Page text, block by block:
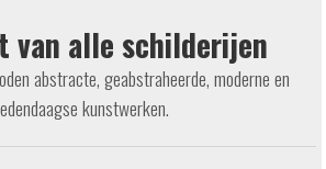
van alle schilderijen
abstracte, geabstraheerde, moderne en
kunstwerken.